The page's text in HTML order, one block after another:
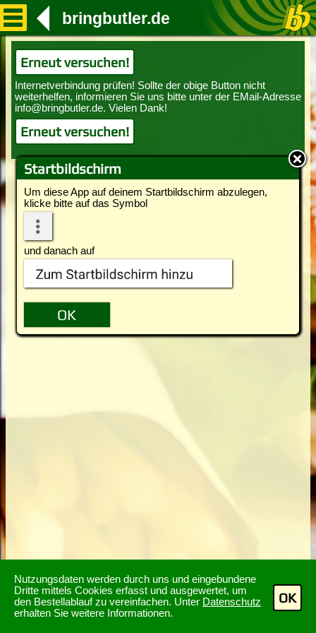
Nutzungsdaten werden durch uns und eingebundene
Dritte mittels Cookies erfasst und ausgewertet, um
den Bestellablauf zu vereinfachen. Unter Datenschutz
erhalten Sie weitere Informationen.
OK
Startbildschirm
Um diese App auf deinem Startbildschirm abzulegen,
klicke bitte auf das Symbol
und danach auf
bringbutler.de
Erneut versuchen!
Erneut versuchen!